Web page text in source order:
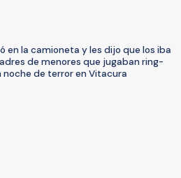
en la camioneta y les dijo que los iba
de menores que jugaban ring-
noche de terror en Vitacura